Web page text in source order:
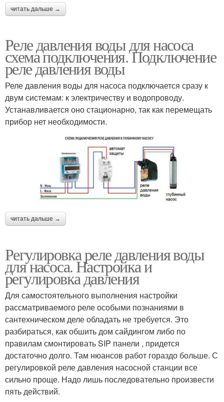
читать дальше →
Реле давления воды для насоса
схема подключения. Подключение
реле давления воды
Реле давления воды для насоса подключается сразу к
двум системам: к электричеству и водопроводу.
Устанавливается оно стационарно, так как перемещать
прибор нет необходимости.
читать дальше →
Регулировка реле давления воды
для насоса. Настройка и
регулировка давления
Для самостоятельного выполнения настройки
рассматриваемого реле особыми познаниями в
сантехническом деле обладать не требуется. Это
разбираться, как обшить дом сайдингом либо по
правилам смонтировать SIP панели , придется
достаточно долго. Там нюансов работ гораздо больше. С
регулировкой реле давления насосной станции все
сильно проще. Надо лишь последовательно произвести
пять действий.